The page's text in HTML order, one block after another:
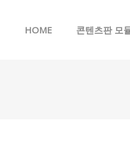
HOME 콘텐츠판 모